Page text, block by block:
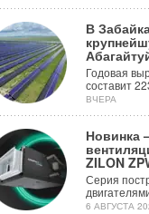
В
Годовая
составит
ВЧЕРА
Новинка
ZILON
Серия
6 АВГУСТА